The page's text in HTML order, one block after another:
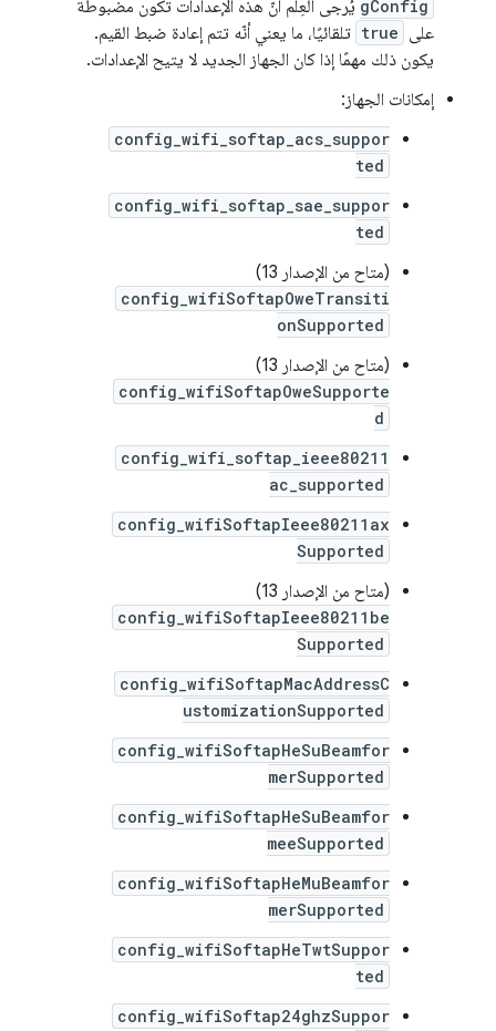
gConfig يُرجى العِلم أنّ هذه الإعدادات تكون مضبوطة
على true تلقائيًا، ما يعني أنّه تتم إعادة ضبط القيم.
يكون ذلك مهمًا إذا كان الجهاز الجديد لا يتيح الإعدادات.
إمكانات الجهاز:
config_wifi_softap_acs_suppor
ted
config_wifi_softap_sae_suppor
ted
(متاح من الإصدار 13)
config_wifiSoftapOweTransiti
onSupported
(متاح من الإصدار 13)
config_wifiSoftapOweSupporte
d
config_wifi_softap_ieee80211
ac_supported
config_wifiSoftapIeee80211ax
Supported
(متاح من الإصدار 13)
config_wifiSoftapIeee80211be
Supported
config_wifiSoftapMacAddressC
ustomizationSupported
config_wifiSoftapHeSuBeamfor
merSupported
config_wifiSoftapHeSuBeamfor
meeSupported
config_wifiSoftapHeMuBeamfor
merSupported
config_wifiSoftapHeTwtSuppor
ted
config_wifiSoftap24ghzSuppor